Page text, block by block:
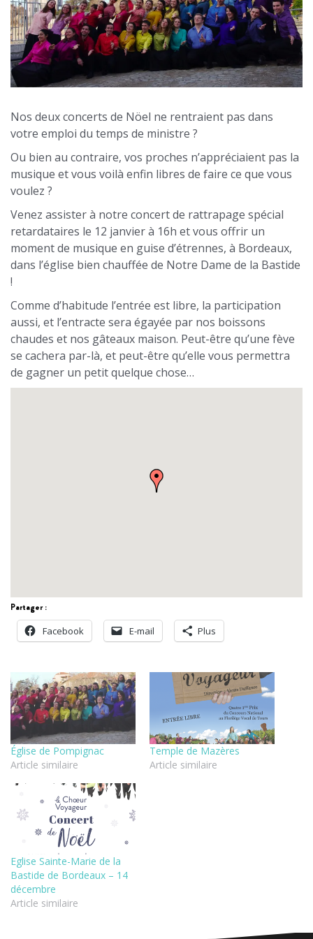
Nos deux concerts de Nöel ne rentraient pas dans
votre emploi du temps de ministre ?
Ou bien au contraire, vos proches n’appréciaient pas la
musique et vous voilà enfin libres de faire ce que vous
voulez ?
Venez assister à notre concert de rattrapage spécial
retardataires le 12 janvier à 16h et vous offrir un
moment de musique en guise d’étrennes, à Bordeaux,
dans l’église bien chauffée de Notre Dame de la Bastide
!
Comme d’habitude l’entrée est libre, la participation
aussi, et l’entracte sera égayée par nos boissons
chaudes et nos gâteaux maison. Peut-être qu’une fève
se cachera par-là, et peut-être qu’elle vous permettra
de gagner un petit quelque chose…
Partager :
Facebook
E-mail Plus
Église de Pompignac
Article similaire
Temple de Mazères
Article similaire
Eglise Sainte-Marie de la
Bastide de Bordeaux – 14
décembre
Article similaire